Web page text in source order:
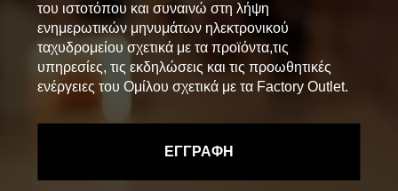
του ιστοτόπου και συναινώ στη λήψη
ενημερωτικών μηνυμάτων ηλεκτρονικού
ταχυδρομείου σχετικά με τα προϊόντα,τις
υπηρεσίες, τις εκδηλώσεις και τις προωθητικές
ενέργειες του Ομίλου σχετικά με τα Factory Outlet.